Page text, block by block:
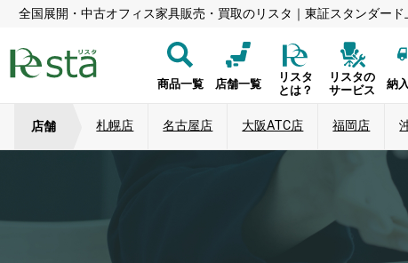
全国展開・中古オフィス家具販売・買取のリスタ｜東証スタンダー
商品一覧 店舗一覧
リスタ
とは？
リスタの
サービス
納
店舗 札幌店 名古屋店 大阪ATC店 福岡店